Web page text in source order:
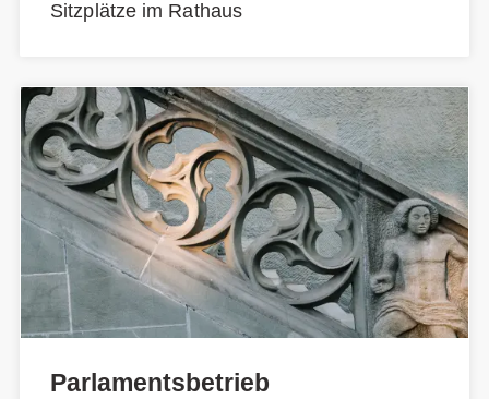
Sitzplätze im Rathaus
Parlamentsbetrieb